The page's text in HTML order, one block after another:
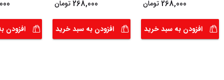
268,000 تومان
افزودن به سبد خرید
268,000 تومان
افزودن به سبد خرید افزودن